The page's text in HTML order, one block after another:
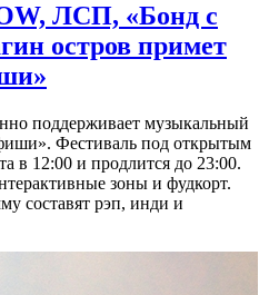
ЛСП, «Бонд с
остров примет
поддерживает музыкальный
Фестиваль под открытым
в 12:00 и продлится до 23:00.
зоны и фудкорт.
составят рэп, инди и